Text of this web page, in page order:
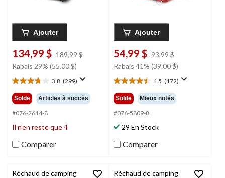
Ajouter
134,99 $ 189,99 $
Rabais 29% (55.00 $)
3.8 (299)
3.8
étoile(s)
sur
5.
299
évaluations
Solde Articles à succès
#076-2614-8
Il n’en reste que 4
Comparer
Ajouter
54,99 $ 93,99 $
était
Rabais 41% (39.00 $)
4.5 (172)
4.5
étoile(s)
sur
5.
172
évaluations
Solde Mieux notés
#076-5809-8
29 En Stock
Comparer
Réchaud de camping
Réchaud de camping